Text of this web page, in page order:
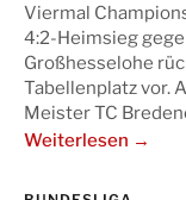
Viermal
4:2-Heimsieg
Großhesselohe
Tabellenplatz vor.
Meister TC
Weiterlesen →